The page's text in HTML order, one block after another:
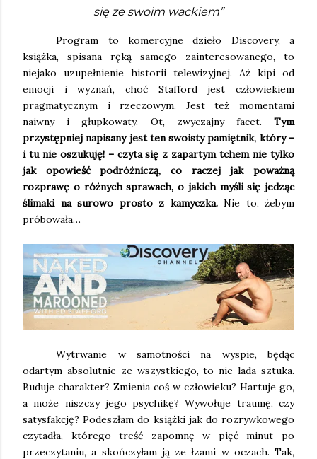
się ze swoim wackiem”
Program to komercyjne dzieło Discovery, a
książka, spisana ręką samego zainteresowanego, to
niejako uzupełnienie historii telewizyjnej. Aż kipi od
emocji i wyznań, choć Stafford jest człowiekiem
pragmatycznym i rzeczowym. Jest też momentami
naiwny i głupkowaty. Ot, zwyczajny facet. Tym
przystępniej napisany jest ten swoisty pamiętnik, który –
i tu nie oszukuję! – czyta się z zapartym tchem nie tylko
jak opowieść podróżniczą, co raczej jak poważną
rozprawę o różnych sprawach, o jakich myśli się jedząc
ślimaki na surowo prosto z kamyczka.Nie to, żebym
próbowała…
Wytrwanie w samotności na wyspie, będąc
odartym absolutnie ze wszystkiego, to nie lada sztuka.
Buduje charakter? Zmienia coś w człowieku? Hartuje go,
a może niszczy jego psychikę? Wywołuje traumę, czy
satysfakcję? Podeszłam do książki jak do rozrywkowego
czytadła, którego treść zapomnę w pięć minut po
przeczytaniu, a skończyłam ją ze łzami w oczach. Tak,